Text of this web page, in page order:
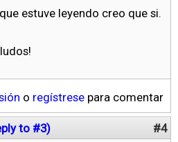
estuve leyendo creo que si.
o regístrese para comentar
to #3) #4